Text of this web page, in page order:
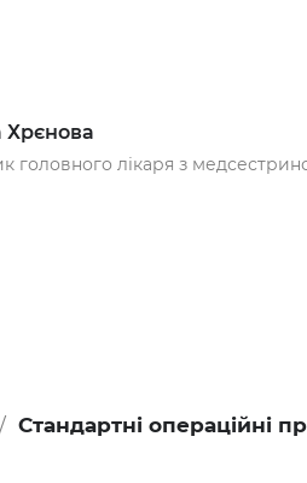
Хрєнова
головного лікаря з
Стандартні операційні